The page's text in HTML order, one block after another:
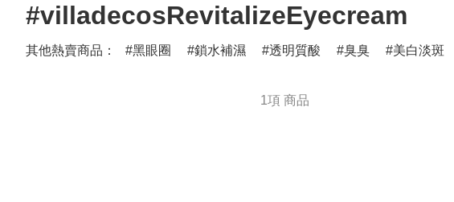
#villadecosRevitalizeEyecream
其他熱賣商品： 黑眼圈 鎖水補濕 透明質酸 臭臭 美白淡斑
1項 商品